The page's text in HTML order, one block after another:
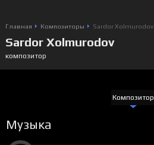
Главная Композиторы Sardor Xolmurodov
Sardor Xolmurodov
композитор
Композитор
Музыка